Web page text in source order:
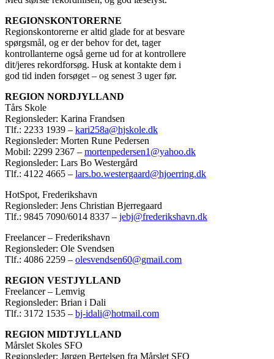
REGIONSKONTORERNE
Regionskontorerne er altid glade for at besvare
spørgsmål, og er der behov for det, tager
kontrollanterne også gerne ud for at kontrollere
dit/jeres rekordforsøg. Husk at kontakte dem i
god tid inden forsøget – og senest 3 uger før.
REGION NORDJYLLAND
Tårs Skole
Regionsleder: Karina Frandsen
Tlf.: 2233 1939 – kari258a@hjskole.dk
Regionsleder: Morten Rune Pedersen
Mobil: 2299 2367 – mortenpedersen1@yahoo.dk
Regionsleder: Lars Bo Westergård
Tlf.: 4122 4665 – lars.bo.westergaard@hjoerring.dk
HotSpot, Frederikshavn
Regionsleder: Jens Christian Bjerregaard
Tlf.: 9845 7090/6014 8337 – jebj@frederikshavn.dk
Freelancer – Frederikshavn
Regionsleder: Ole Svendsen
Tlf.: 4086 2259 – olesvendsen60@gmail.com
REGION VESTJYLLAND
Freelancer – Lemvig
Regionsleder: Brian i Dali
Tlf.: 3172 1535 – bj-idali@hotmail.com
REGION MIDTJYLLAND
Mårslet Skoles SFO
Regionsleder: Jørgen Bertelsen fra Mårslet SFO